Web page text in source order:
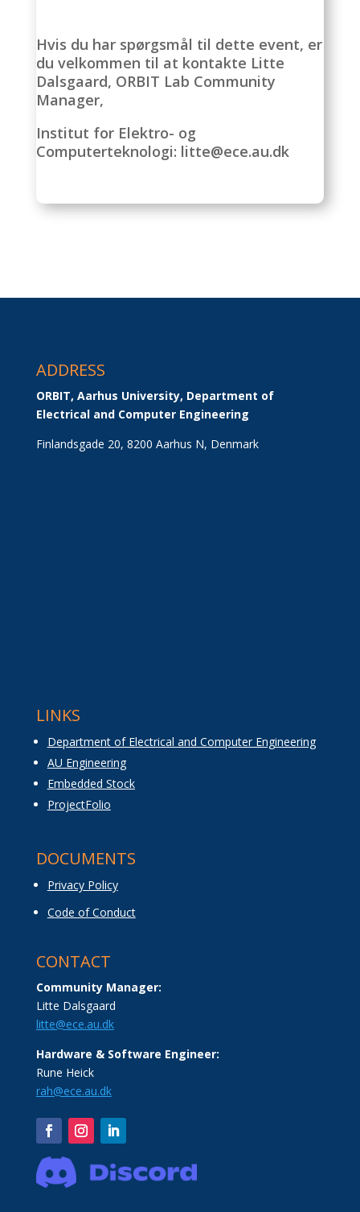
Hvis du har spørgsmål til dette event, er
du velkommen til at kontakte Litte
Dalsgaard, ORBIT Lab Community
Manager,
Institut for Elektro- og
Computerteknologi: litte@ece.au.dk
ADDRESS
ORBIT, Aarhus University, Department of
Electrical and Computer Engineering
Finlandsgade 20, 8200 Aarhus N, Denmark
LINKS
Department of Electrical and Computer Engineering
AU Engineering
Embedded Stock
ProjectFolio
DOCUMENTS
Privacy Policy
Code of Conduct
CONTACT
Community Manager:
Litte Dalsgaard
litte@ece.au.dk
Hardware & Software Engineer:
Rune Heick
rah@ece.au.dk